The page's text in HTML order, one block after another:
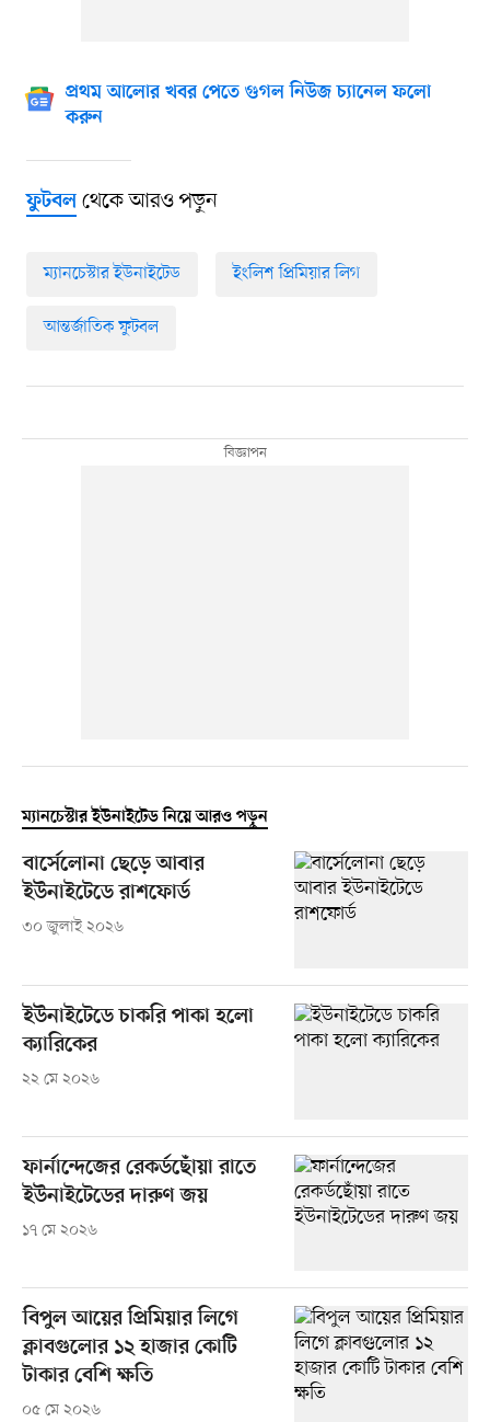
প্রথম আলোর খবর পেতে গুগল নিউজ চ্যানেল ফলো
করুন
ফুটবলথেকে আরও পড়ুন
ম্যানচেস্টার ইউনাইটেড ইংলিশ প্রিমিয়ার লিগ
আন্তর্জাতিক ফুটবল
ম্যানচেস্টার ইউনাইটেড নিয়ে আরও পড়ুন
বার্সেলোনা ছেড়ে আবার
ইউনাইটেডে রাশফোর্ড
৩০ জুলাই ২০২৬
ইউনাইটেডে চাকরি পাকা হলো
ক্যারিকের
২২ মে ২০২৬
ফার্নান্দেজের রেকর্ডছোঁয়া রাতে
ইউনাইটেডের দারুণ জয়
১৭ মে ২০২৬
বিপুল আয়ের প্রিমিয়ার লিগে
ক্লাবগুলোর ১২ হাজার কোটি
টাকার বেশি ক্ষতি
০৫ মে ২০২৬